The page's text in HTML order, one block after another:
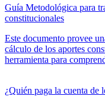
Guía Metodológica para
constitucionales
Este documento provee
cálculo de los aportes
herramienta para
¿Quién paga la cuenta de